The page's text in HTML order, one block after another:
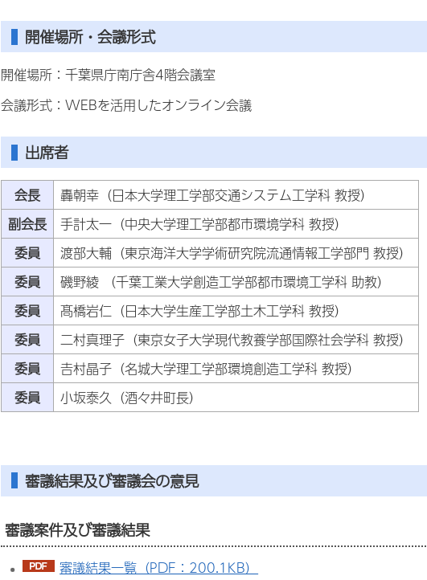
開催場所・会議形式
開催場所：千葉県庁南庁舎4階会議室
会議形式：WEBを活用したオンライン会議
出席者
会長
轟朝幸（日本大学理工学部交通システム工学科 教授）
副会長
手計太一（中央大学理工学部都市環境学科 教授）
委員
渡部大輔（東京海洋大学学術研究院流通情報工学部門 教授）
委員
磯野綾 （千葉工業大学創造工学部都市環境工学科 助教）
委員
髙橋岩仁（日本大学生産工学部土木工学科 教授）
委員
二村真理子（東京女子大学現代教養学部国際社会学科 教授）
委員
𠮷村晶子（名城大学理工学部環境創造工学科 教授）
委員
小坂泰久（酒々井町長）
審議結果及び審議会の意見
審議案件及び審議結果
審議結果一覧（PDF：200.1KB）